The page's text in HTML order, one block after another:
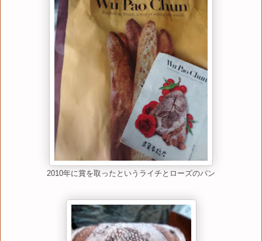
2010年に賞を取ったというライチとローズのパン